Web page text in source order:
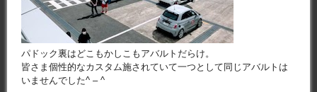
パドック裏はどこもかしこもアバルトだらけ。
皆さま個性的なカスタム施されていて一つとして同じアバルトは
いませんでした^ – ^